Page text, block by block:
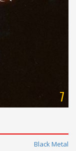
7
Black Metal